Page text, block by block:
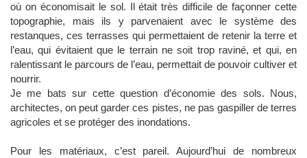
où on économisait le sol. Il était très difficile de façonner cette
topographie, mais ils y parvenaient avec le système des
restanques, ces terrasses qui permettaient de retenir la terre et
l’eau, qui évitaient que le terrain ne soit trop raviné, et qui, en
ralentissant le parcours de l’eau, permettait de pouvoir cultiver et
nourrir.
Je me bats sur cette question d’économie des sols. Nous,
architectes, on peut garder ces pistes, ne pas gaspiller de terres
agricoles et se protéger des inondations.
Pour les matériaux, c’est pareil. Aujourd’hui de nombreux